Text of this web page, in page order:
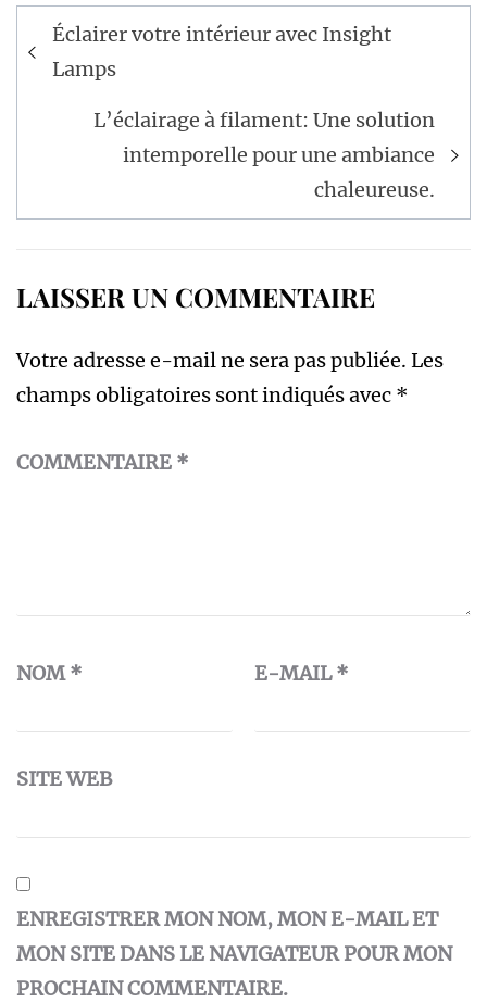
Navigation
de
l’article
Éclairer votre intérieur avec Insight
Lamps
L’éclairage à filament: Une solution
intemporelle pour une ambiance
chaleureuse.
LAISSER UN COMMENTAIRE
Votre adresse e-mail ne sera pas publiée. Les
champs obligatoires sont indiqués avec *
COMMENTAIRE *
NOM* E-MAIL*
SITE WEB
ENREGISTRER MON NOM, MON E-MAIL ET
MON SITE DANS LE NAVIGATEUR POUR MON
PROCHAIN COMMENTAIRE.